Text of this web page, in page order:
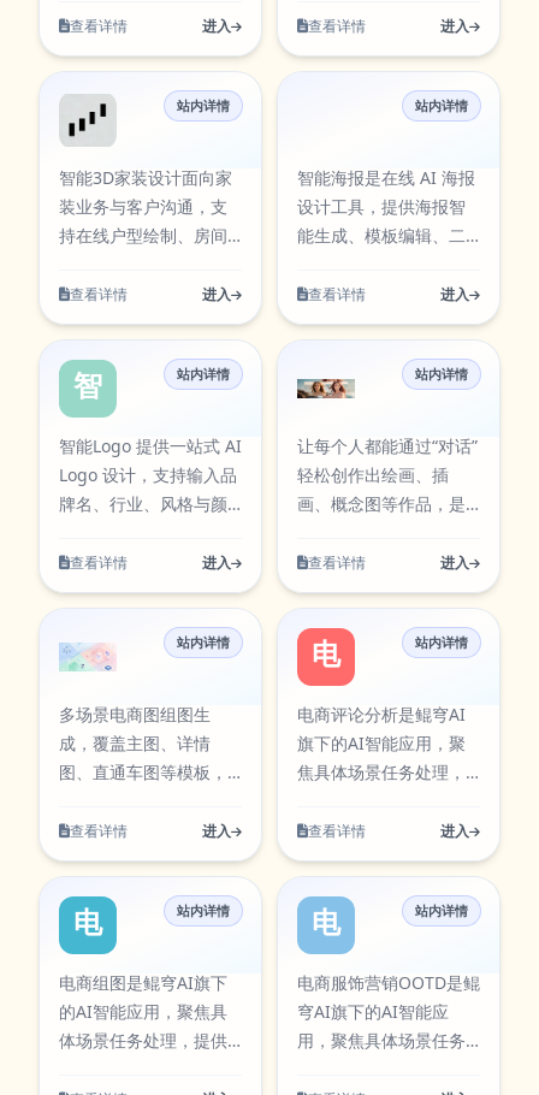
https://aiapps.kunqiongai.com/#46。
https://
任务。在使用过程中可
按需求调整参数与输出
方式，帮助你在保证结
果质量的同时提升执行
效率，减少重复操作带
来的时间成本。当前条
目已在本站AI工具卡片
中同步展示，访问入
口：
https://aiapps.kunqiongai.com/#1116。
队协作等多类任务。在
使用过程中可按需求调
整参数与输出方式，帮
助你在保证结果质量的
少重复操作带来的时间
成本。当前条目已在本
站AI工具卡片中同步展
示，访问入口：
https://
成、表情编辑、趣味特
效和素材库浏览。
查看详情 进入
清增强、扩图、抠图、
去水印等编辑能力。
查看详情 进入
智能3D家装设计
站内详情
智能3D家装设计面向家
装业务与客户沟通，支
持在线户型绘制、房间
览，帮助设计方案更快
呈现。
查看详情 进入
智能海报
站内详情
智能海报是在线 AI 海报
设计工具，提供海报智
能生成、模板编辑、二
多尺寸适配和
PNG/JPG/PDF 导出。
查看详情 进入
智能Logo
站内详情
智能Logo 提供一站式 AI
Logo 设计，支持输入品
牌名、行业、风格与颜
在线编辑、导出
SVG/PNG/JPG。
查看详情 进入
AI人像重绘
站内详情
让每个人都能通过“对话”
轻松创作出绘画、插
画、概念图等作品，是
合。 AI人像重绘围绕实
际使用场景设计，支持
程，适合日常办公、内
容创作、学习研究与团
队协作等多类任务。在
使用过程中可按需求调
整参数与输出方式，帮
同时提升执行效率，减
成本。当前条目已在本
站AI工具卡片中同步展
示，访问入口：
painting。
查看详情 进入
多场景电商图组图
站内详情
多场景电商图组图生
成，覆盖主图、详情
图、直通车图等模板，
品视觉效果与店铺转化
率。 多场景电商图组图
计，支持从输入到结果
的完整流程，适合日常
办公、内容创作、学习
研究与团队协作等多类
任务。在使用过程中可
方式，帮助你在保证结
查看详情 进入
电商评论分析
站内详情
电商评论分析是鲲穹AI
旗下的AI智能应用，聚
焦具体场景任务处理，
流程。支持多步骤内容
生成与结果优化，可用
与效率提升。该工具可
通过官方入口快速访
问，并提供对应图标资
源，便于在工具库中检
索与使用。 电商评论分
计，支持从输入到结果
查看详情 进入
电商组图
站内详情
电商组图是鲲穹AI旗下
的AI智能应用，聚焦具
体场景任务处理，提供
电商服饰营销
站内详情
电商服饰营销OOTD是鲲
穹AI旗下的AI智能应
用，聚焦具体场景任务